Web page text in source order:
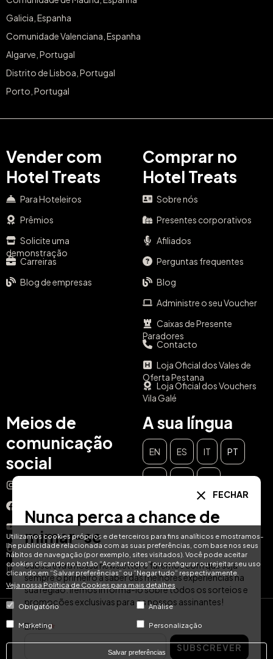
Utilizamos cookies próprios e de terceiros para fins analíticos e mostramos-
lhe publicidade relacionada com as suas preferências, com base nos seus
hábitos de navegação (por exemplo, sites visitados). Você pode aceitar
cookies clicando no botão “Aceitar todos” ou configurar ou rejeitar seu uso
clicando em “Salvar preferências” ou “Negar tudo” respectivamente.
Veja nossa Política de Cookies para mais detalhes
Obrigatório Análise
Marketing Personalização
Salvar preferências
Galicia, Espanha
Comunidade Valenciana, Espanha
Algarve, Portugal
Distrito de Lisboa, Portugal
Porto, Portugal
Vender com
Hotel Treats
Para Hoteleiros
Prêmios
Solicite uma
demonstração
Carreiras
Blog de empresas
Comprar no
Hotel Treats
Sobre nós
Presentes corporativos
Afiliados
Perguntas frequentes
Blog
Administre o seu Voucher
Caixas de Presente
Paradores
Contacto
Loja Oficial dos Vales de
Oferta Pestana
Loja Oficial dos Vouchers
Vila Galé
Meios de
comunicação
social
YouTube
TikTok
LinkedIn
A sua língua
EN ES IT PT
© Hotel Treats 2026
Tel: +34 871 51 00 40 (9:00 - 19:00 CEST)
FECHAR
Nunca perca a chance de
mimar-se
Subscreva a nossa newsletter e faremos com que seja
sempre o primeiro a saber das melhores experiências na
sua região. Iremos informá-lo sobre todos os sorteios e
promoções exclusivas para os nossos assinantes!
Email
SUBSCREVER